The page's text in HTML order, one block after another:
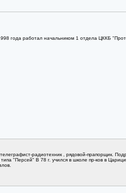
года работал начальником 1 отдела ЦККБ
радиотехник , рядовой-прапорщик.
"Персей" В 78 г. учился в школе пр-ков в